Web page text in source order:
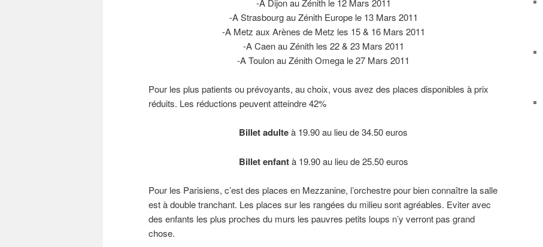
-A Strasbourg au Zénith Europe le 13 Mars 2011
-A Metz aux Arènes de Metz les 15 & 16 Mars 2011
-A Caen au Zénith les 22 & 23 Mars 2011
-A Toulon au Zénith Omega le 27 Mars 2011
Pour les plus patients ou prévoyants, au choix, vous avez des places disponibles à prix
réduits. Les réductions peuvent atteindre 42%
Billet adulteà 19.90 au lieu de 34.50 euros
Billet enfantà 19.90 au lieu de 25.50 euros
Pour les Parisiens, c’est des places en Mezzanine, l’orchestre pour bien connaître la salle
est à double tranchant. Les places sur les rangées du milieu sont agréables. Eviter avec
des enfants les plus proches du murs les pauvres petits loups n’y verront pas grand
chose.